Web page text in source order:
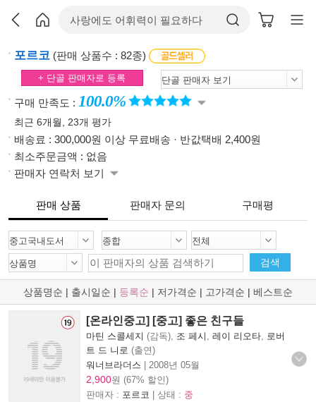
포르코 (판매 상품수 : 82종)
+ 단골 판매자로 등록
구매 만족도 : 100.0%
최근 6개월, 23개 평가
배송료 : 300,000원 이상 무료배송 · 반값택배 2,400원
최소주문금액 : 없음
판매자 연락처 보기
판매 상품 판매자 문의 구매평
검색
상품명순 | 출시일순 | 등록순 | 저가격순 | 고가격순 | 베스트순
[온라인중고] [중고] 좋은 친구들
마틴 스콜세지 (감독), 조 페시 레이 리오타
로버
트 드 니로 (출연)
워너브라더스 | 2008년 05월
2,900원 (67% 할인)
판매자 : 포르코 | 상태 : 중